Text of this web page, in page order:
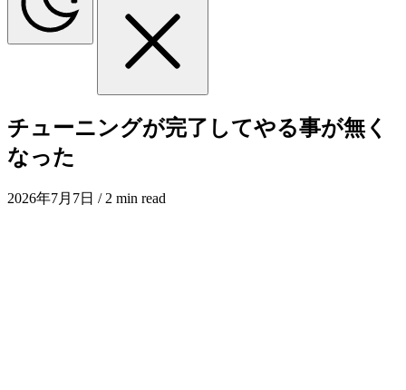
チューニングが完了してやる事が無く
なった
2026年7月7日 / 2 min read